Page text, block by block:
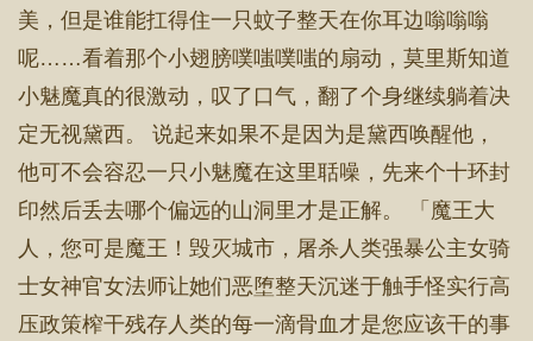
美，但是谁能扛得住一只蚊子整天在你耳边嗡嗡嗡
呢……看着那个小翅膀噗嗤噗嗤的扇动，莫里斯知道
小魅魔真的很激动，叹了口气，翻了个身继续躺着决
定无视黛西。 说起来如果不是因为是黛西唤醒他，
他可不会容忍一只小魅魔在这里聒噪，先来个十环封
印然后丢去哪个偏远的山洞里才是正解。 「魔王大
人，您可是魔王！毁灭城市，屠杀人类强暴公主女骑
士女神官女法师让她们恶堕整天沉迷于触手怪实行高
压政策榨干残存人类的每一滴骨血才是您应该干的事